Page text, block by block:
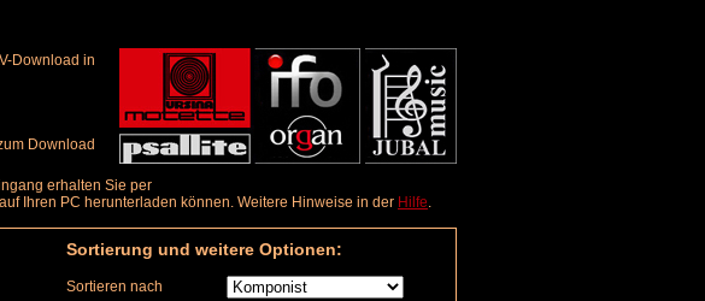
Download in
Download
erhalten Sie per
Ihren PC herunterladen können. Weitere Hinweise in der Hilfe.
Sortierung und weitere Optionen:
Sortieren nach